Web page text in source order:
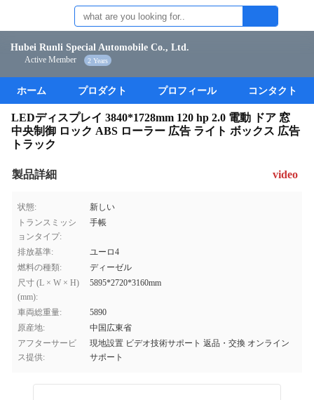
Hubei Runli Special Automobile Co., Ltd.
Active Member 2 Years
ホーム プロダクト プロフィール コンタクト
LEDディスプレイ 3840*1728mm 120 hp 2.0 電動 ドア 窓
中央制御 ロック ABS ローラー 広告 ライト ボックス 広告
トラック
製品詳細 video
状態:
新しい
トランスミッシ
ョンタイプ:
手帳
排放基準:
ユーロ4
燃料の種類:
ディーゼル
尺寸 (L × W × H)
(mm):
5895*2720*3160mm
車両総重量:
5890
原産地:
中国広東省
アフターサービ
ス提供:
現地設置 ビデオ技術サポート 返品・交換 オンライン
サポート